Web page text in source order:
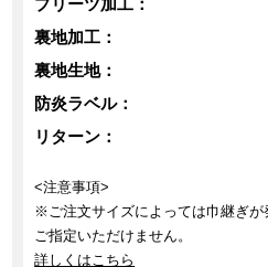
裏地加工：
裏地生地：
防炎ラベル：
リターン：
<注意事項>
※ご注文サイズによっては巾継ぎが
ご指定いただけません。
詳しくはこちら